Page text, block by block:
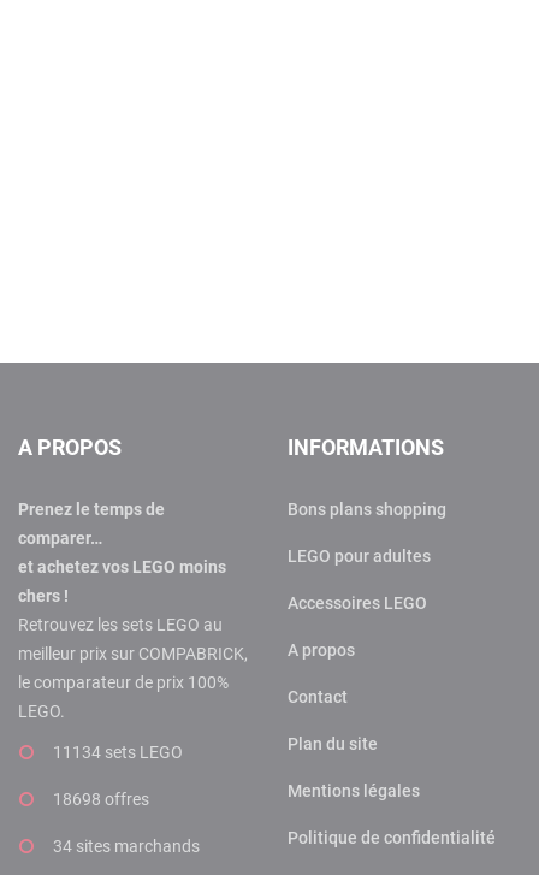
A PROPOS
Prenez le temps de
comparer…
et achetez vos LEGO moins
chers !
Retrouvez les sets LEGO au
meilleur prix sur COMPABRICK,
le comparateur de prix 100%
LEGO.
11134 sets LEGO
18698 offres
34 sites marchands
INFORMATIONS
Bons plans shopping
LEGO pour adultes
Accessoires LEGO
A propos
Contact
Plan du site
Mentions légales
Politique de confidentialité